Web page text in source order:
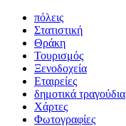
πόλεις
Στατιστική
Θράκη
Τουρισμός
Ξενοδοχεία
Εταιρείες
δημοτικά τραγούδια
Χάρτες
Φωτογραφίες